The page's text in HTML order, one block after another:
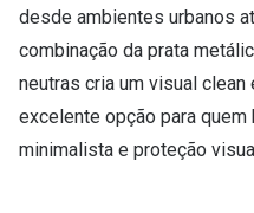
desde ambientes urbanos
combinação da prata
neutras cria um visual clean
excelente opção para
minimalista e proteção